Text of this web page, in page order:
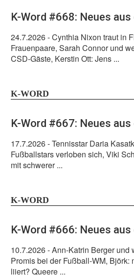
K-Word #668: Neues
24.7.2026- Cynthia Nixon traut in
Frauenpaare, Sarah Connor und
CSD-Gäste, Kerstin Ott: Jens ...
K-WORD
K-Word #667: Neues
17.7.2026- Tennisstar Daria
Fußballstars verloben sich, Viki
mit schwerer ...
K-WORD
K-Word #666: Neues
10.7.2026- Ann-Katrin Berger und
Promis bei der Fußball-WM, Björk:
liiert? Queere ...